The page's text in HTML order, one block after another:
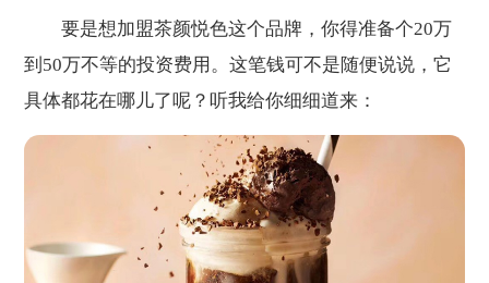
要是想加盟茶颜悦色这个品牌，你得准备个20万
到50万不等的投资费用。这笔钱可不是随便说说，它
具体都花在哪儿了呢？听我给你细细道来：